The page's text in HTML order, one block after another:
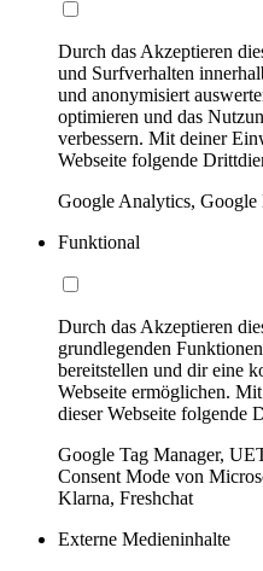
Durch das Akzeptieren
und Surfverhalten
und anonymisiert
optimieren und das
verbessern. Mit deiner
Webseite folgende
Google Analytics, Google
Funktional
Durch das Akzeptieren
grundlegenden
bereitstellen und dir eine
Webseite ermöglichen.
dieser Webseite folgende
Google Tag Manager,
Consent Mode von
Klarna, Freshchat
Externe Medieninhalte